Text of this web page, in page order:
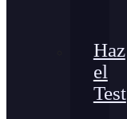
Haz
el
Test